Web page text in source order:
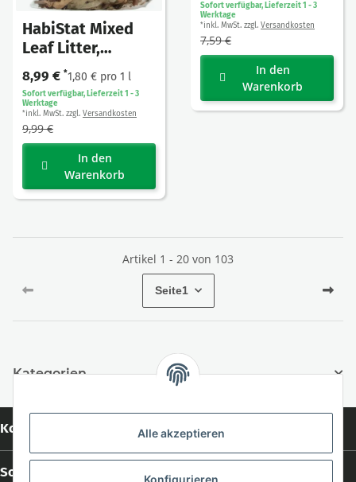
Alle akzeptieren
HabiStat Mixed
Leaf Litter,
Laubstreu
gemischt 5L
8,99 € *1,80 € pro 1 l
Sofort verfügbar, Lieferzeit 1 - 3
Werktage
*inkl. MwSt. zzgl. Versandkosten
9,99 €
In den
Warenkorb
Sofort verfügbar, Lieferzeit 1 - 3
Werktage
*inkl. MwSt. zzgl. Versandkosten
7,59 €
In den
Warenkorb
Artikel 1 - 20 von 103
Seite1
Kategorien
Kontakt
Social Media